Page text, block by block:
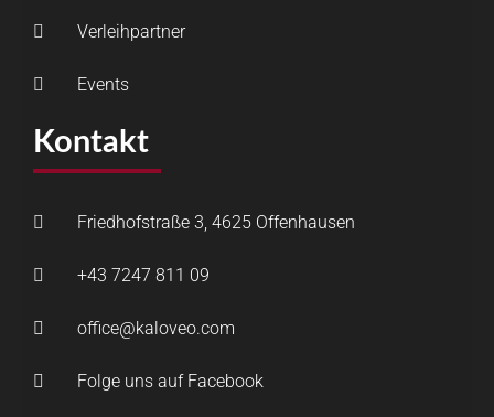
Verleihpartner
Events
Kontakt
Friedhofstraße 3, 4625 Offenhausen
+43 7247 811 09
office@kaloveo.com
Folge uns auf Facebook